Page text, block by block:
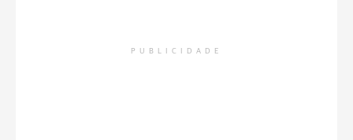
PUBLICIDADE